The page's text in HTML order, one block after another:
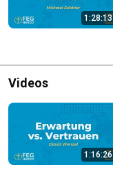
1:28:13
Videos
1:16:26